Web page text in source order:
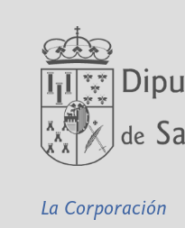
La Corporación